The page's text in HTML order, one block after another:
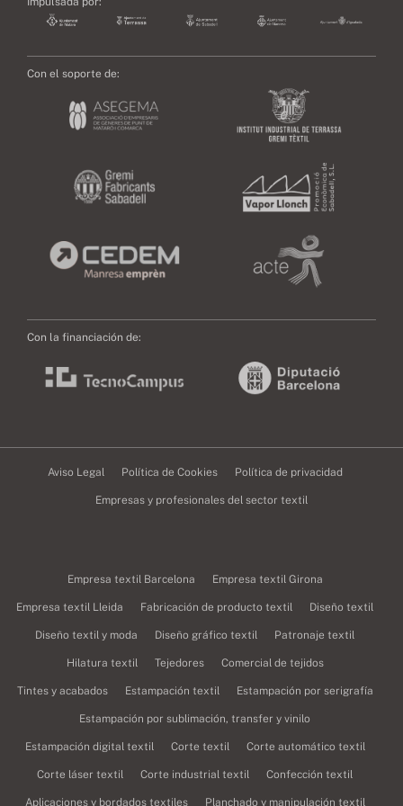
Con el soporte de:
Con la financiación de:
Aviso Legal Política de Cookies Política de privacidad
Empresas y profesionales del sector textil
Empresa textil Barcelona Empresa textil Girona
Empresa textil Lleida Fabricación de producto textil Diseño textil
Diseño textil y moda Diseño gráfico textil Patronaje textil
Hilatura textil Tejedores Comercial de tejidos
Tintes y acabados Estampación textil Estampación por serigrafía
Estampación por sublimación, transfer y vinilo
Estampación digital textil Corte textil Corte automático textil
Corte láser textil Corte industrial textil Confección textil
Aplicaciones y bordados textiles Planchado y manipulación textil